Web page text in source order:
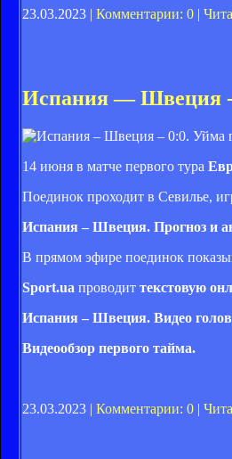
23.03.2023 | Комментарии: 0 |
Испания — Швеция -
14 июня в матче первого тура
Поединок проходит в Севилье,
Испания – Швеция. Прогноз и
В прямом эфире поединок
Sport.ua проводит текстовую
Испания – Швеция. Видео
Видеообзор первого тайма.
23.03.2023 | Комментарии: 0 |